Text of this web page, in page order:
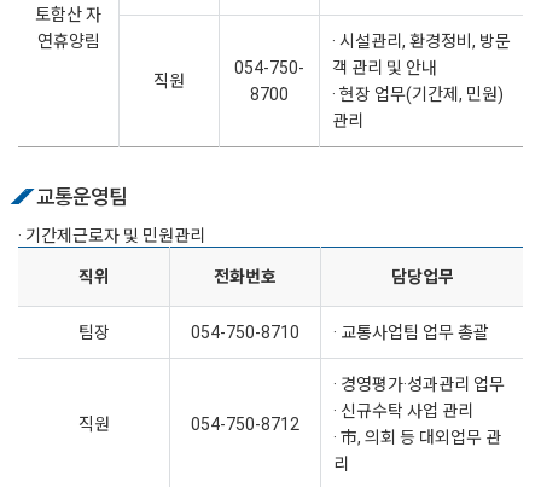
토함산 자
연휴양림
직원
054-750-
8700
· 시설관리, 환경정비, 방문
객 관리 및 안내
· 현장 업무(기간제, 민원)
관리
교통운영팀
· 기간제근로자 및 민원관리
직위 전화번호 담당업무
팀장 054-750-8710 · 교통사업팀 업무 총괄
직원 054-750-8712
· 경영평가·성과관리 업무
· 신규수탁 사업 관리
· 市, 의회 등 대외업무 관
리